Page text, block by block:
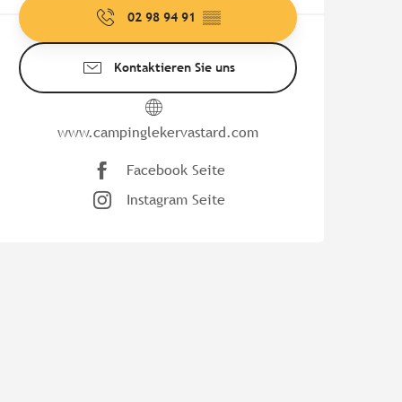
02 98 94 91 ▒▒
Kontaktieren Sie uns
www.campinglekervastard.com
Facebook Seite
Instagram Seite